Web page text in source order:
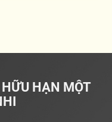
HẠN MỘT